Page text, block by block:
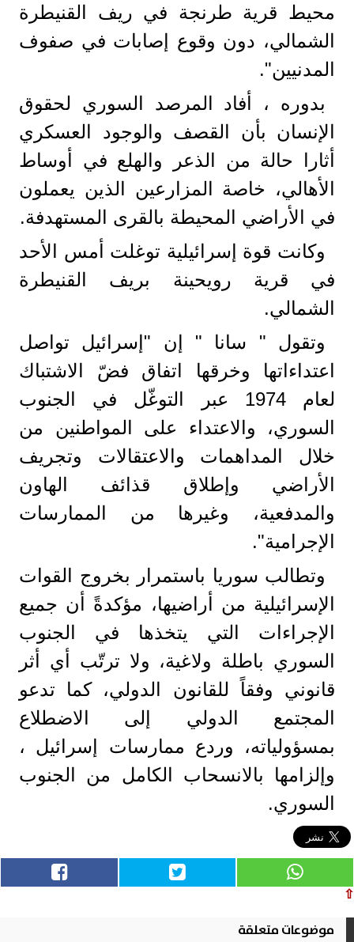
محيط قرية طرنجة في ريف القنيطرة
الشمالي، دون وقوع إصابات في صفوف
المدنيين".
بدوره ، أفاد المرصد السوري لحقوق
الإنسان بأن القصف والوجود العسكري
أثارا حالة من الذعر والهلع في أوساط
الأهالي، خاصة المزارعين الذين يعملون
في الأراضي المحيطة بالقرى المستهدفة.
وكانت قوة إسرائيلية توغلت أمس الأحد
في قرية رويحينة بريف القنيطرة
الشمالي.
وتقول " سانا " إن "إسرائيل تواصل
اعتداءاتها وخرقها اتفاق فضّ الاشتباك
لعام 1974 عبر التوغّل في الجنوب
السوري، والاعتداء على المواطنين من
خلال المداهمات والاعتقالات وتجريف
الأراضي وإطلاق قذائف الهاون
والمدفعية، وغيرها من الممارسات
الإجرامية".
وتطالب سوريا باستمرار بخروج القوات
الإسرائيلية من أراضيها، مؤكدةً أن جميع
الإجراءات التي يتخذها في الجنوب
السوري باطلة ولاغية، ولا ترتّب أي أثر
قانوني وفقاً للقانون الدولي، كما تدعو
المجتمع الدولي إلى الاضطلاع
بمسؤولياته، وردع ممارسات إسرائيل ،
وإلزامها بالانسحاب الكامل من الجنوب
السوري.
⇧
موضوعات متعلقة